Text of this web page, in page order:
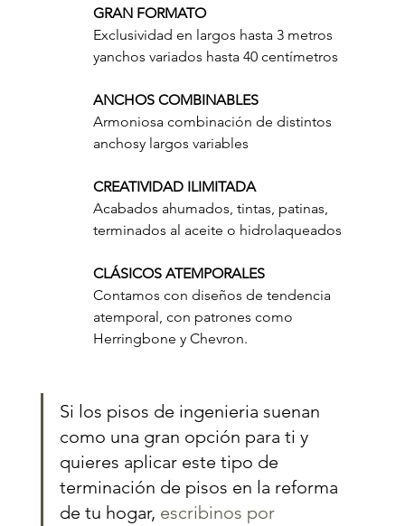
GRAN FORMATO
Exclusividad en largos hasta 3 metros
yanchos variados hasta 40 centímetros
ANCHOS COMBINABLES
Armoniosa combinación de distintos
anchosy largos variables
CREATIVIDAD ILIMITADA
Acabados ahumados, tintas, patinas,
terminados al aceite o hidrolaqueados
CLÁSICOS ATEMPORALES
Contamos con diseños de tendencia
atemporal, con patrones como
Herringbone y Chevron.
Si los pisos de ingenieria suenan
como una gran opción para ti y
quieres aplicar este tipo de
terminación de pisos en la reforma
de tu hogar, escribinos por